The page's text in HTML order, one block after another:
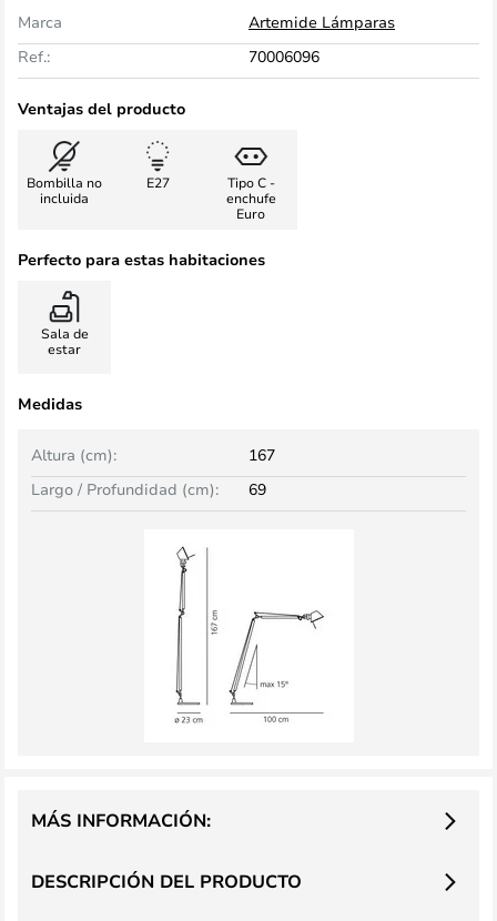
Marca
Artemide Lámparas
Ref.:
70006096
Ventajas del producto
Bombilla no
incluida
E27
Tipo C -
enchufe
Euro
Perfecto para estas habitaciones
Sala de
estar
Medidas
Altura (cm):
167
Largo / Profundidad (cm):
69
DESCRIPCIÓN DEL PRODUCTO
MÁS INFORMACIÓN: